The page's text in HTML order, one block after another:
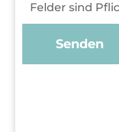
Felder sind